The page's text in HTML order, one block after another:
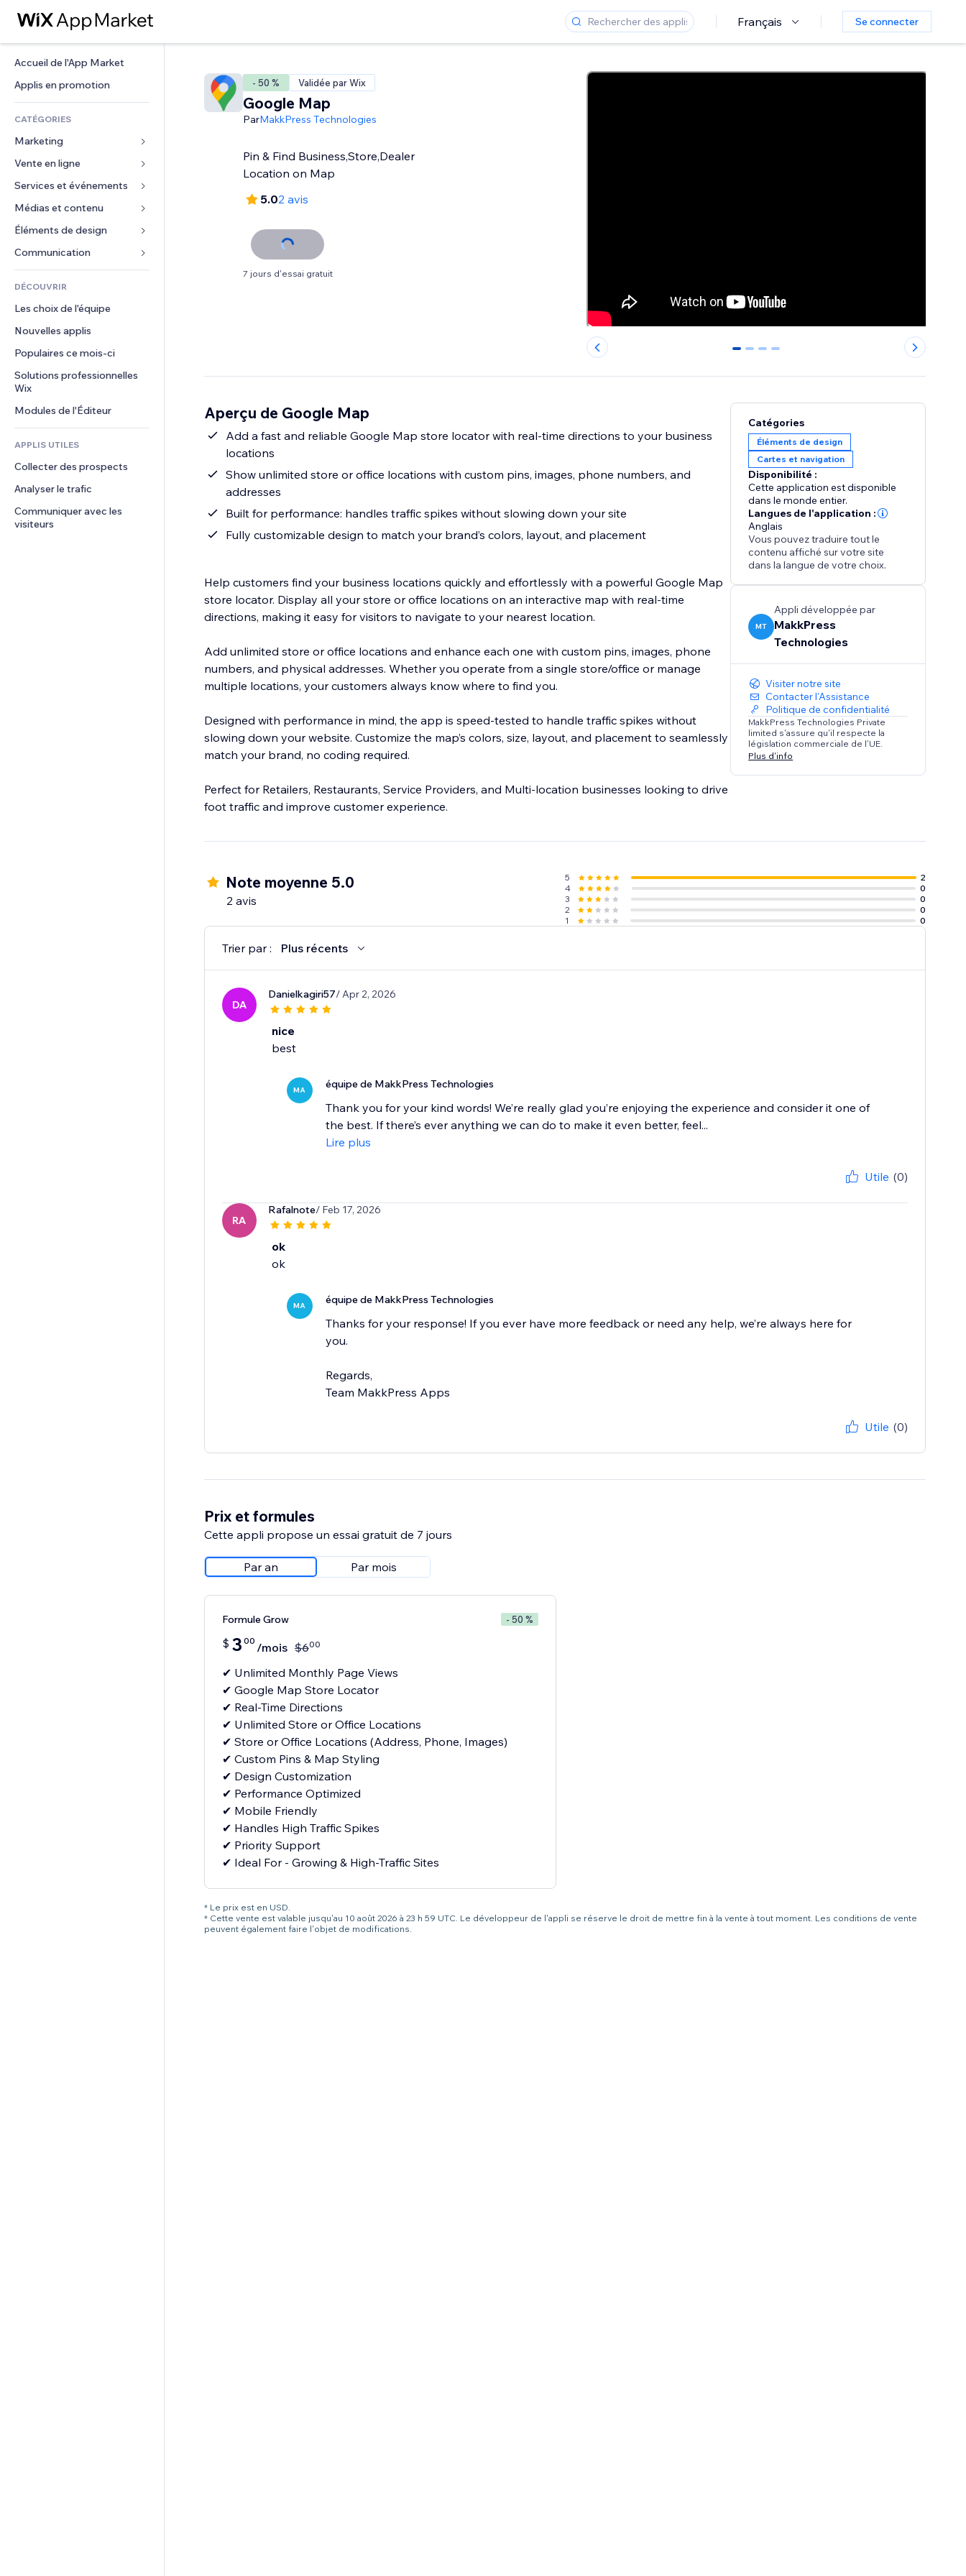
Français Se connecter
Accueil de l'App Market
Applis en promotion
CATÉGORIES
Marketing
Publicités
Mobile
Données analytiques
Réseaux sociaux
Classement de sites
E-mail
Vente en ligne
Applis pour les boutiques
Expédition et livraison
Boutons Vente
Comptabilité
Coupons et fidélisation
Solutions d'entreposage
Financement participatif
Alimentation et boissons
Services et événements
Hôtels
Événements
Restaurants
Immobilier
Réservations
Médias et contenu
Galerie
Musique
Podcasts
Photographie
Vidéo
PDF
Partage de fichiers
Actualités
Services de contenu
Effets de texte
Éléments de design
Cartes et navigation
Confidentialité
Horloge
Modèles de pages
Effets sur images
Boutons et menus
Bannières et badges
Calculateurs
Rechercher
Formulaires
Sondages
Chat
Commentaires
Téléphone
Communauté
Avis et commentaires
DÉCOUVRIR
Les choix de l'équipe
Nouvelles applis
Populaires ce mois‑ci
Solutions professionnelles
Wix
Modules de l'Éditeur
APPLIS UTILES
Collecter des prospects
Analyser le trafic
Communiquer avec les
visiteurs
- 50 % Validée par Wix
Google Map
ParMakkPress Technologies
Pin & Find Business,Store,Dealer
Location on Map
5.02 avis
7 jours d'essai gratuit
0 1 2 3
Aperçu de Google Map
Add a fast and reliable Google Map store locator with real-time directions to your business
locations
Show unlimited store or office locations with custom pins, images, phone numbers, and
addresses
Built for performance: handles traffic spikes without slowing down your site
Fully customizable design to match your brand’s colors, layout, and placement
Help customers find your business locations quickly and effortlessly with a powerful Google Map
store locator. Display all your store or office locations on an interactive map with real-time
directions, making it easy for visitors to navigate to your nearest location.
Add unlimited store or office locations and enhance each one with custom pins, images, phone
numbers, and physical addresses. Whether you operate from a single store/office or manage
multiple locations, your customers always know where to find you.
Designed with performance in mind, the app is speed-tested to handle traffic spikes without
slowing down your website. Customize the map’s colors, size, layout, and placement to seamlessly
match your brand, no coding required.
Perfect for Retailers, Restaurants, Service Providers, and Multi-location businesses looking to drive
foot traffic and improve customer experience.
Catégories
Éléments de design
Cartes et navigation
Disponibilité :
Cette application est disponible
dans le monde entier.
Langues de l'application :
Anglais
Vous pouvez traduire tout le
contenu affiché sur votre site
dans la langue de votre choix.
MT
Appli développée par
MakkPress
Technologies
Visiter notre site
Contacter l'Assistance
Politique de confidentialité
MakkPress Technologies Private
limited s'assure qu'il respecte la
législation commerciale de l'UE.
Plus d'info
Note moyenne 5.0
2 avis
5
2
4
0
3
0
2
0
1
0
Trier par : Plus récents
DA
Danielkagiri57/ Apr 2, 2026
nice
best
MA équipe de MakkPress Technologies
Thank you for your kind words! We’re really glad you’re enjoying the experience and consider it one of
the best. If there’s ever anything we can do to make it even better, feel...
Lire plus
Utile (0)
RA
Rafalnote/ Feb 17, 2026
ok
ok
MA équipe de MakkPress Technologies
Thanks for your response! If you ever have more feedback or need any help, we’re always here for
you.
Regards,
Team MakkPress Apps
Utile (0)
Prix et formules
Cette appli propose un essai gratuit de 7 jours
Par an Par mois
Formule Grow - 50 %
$ 3 00 /mois $600
✔ Unlimited Monthly Page Views
✔ Google Map Store Locator
✔ Real-Time Directions
✔ Unlimited Store or Office Locations
✔ Store or Office Locations (Address, Phone, Images)
✔ Custom Pins & Map Styling
✔ Design Customization
✔ Performance Optimized
✔ Mobile Friendly
✔ Handles High Traffic Spikes
✔ Priority Support
✔ Ideal For - Growing & High-Traffic Sites
* Le prix est en USD.
* Cette vente est valable jusqu'au 10 août 2026 à 23 h 59 UTC. Le développeur de l'appli se réserve le droit de mettre fin à la vente à tout moment. Les conditions de vente
peuvent également faire l'objet de modifications.